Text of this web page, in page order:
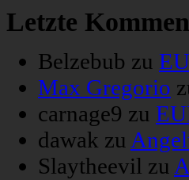
Letzte
Belzebub zu
Max Gregorio
carnage9 zu
dawak zu
Slaytheevil zu